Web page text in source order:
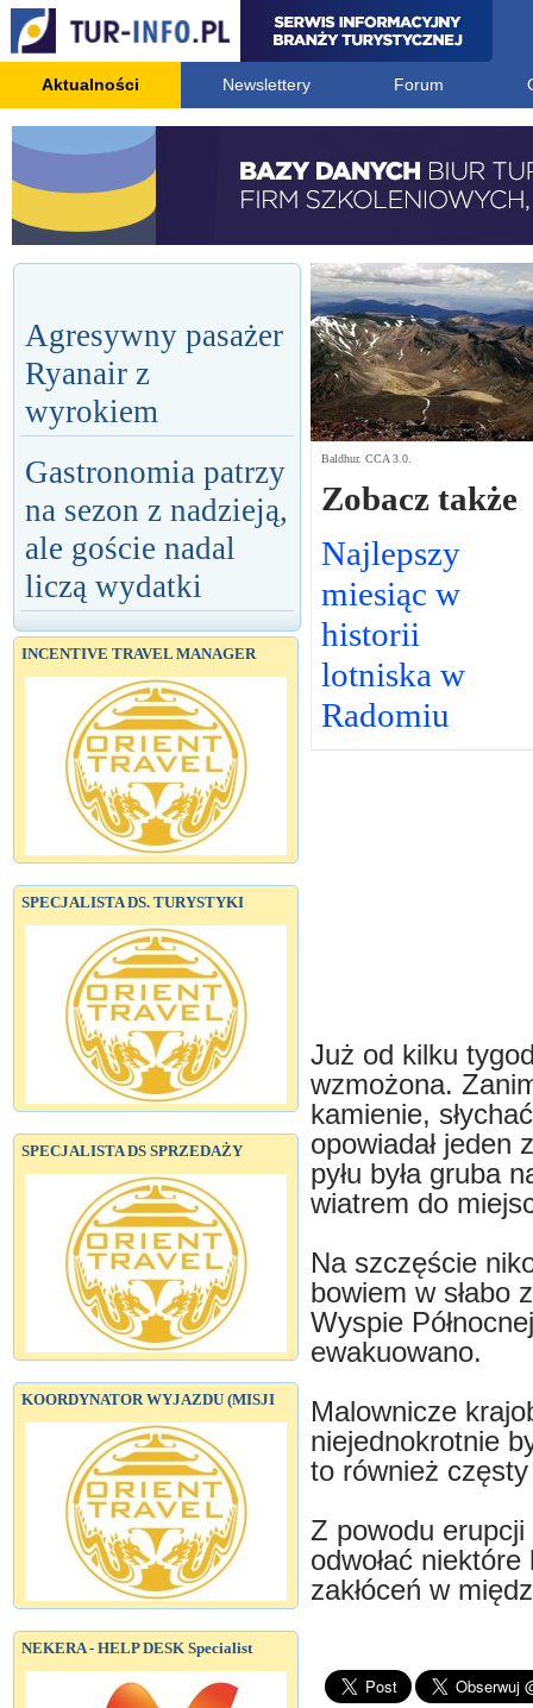
Aktualności Newslettery Forum
Agresywny pasażer
Ryanair z
wyrokiem
Gastronomia patrzy
na sezon z nadzieją,
ale goście nadal
liczą wydatki
INCENTIVE TRAVEL MANAGER
SPECJALISTA DS. TURYSTYKI
SPECJALISTA DS SPRZEDAŻY
KOORDYNATOR WYJAZDU (MISJI
NEKERA - HELP DESK Specialist
Baldhur. CCA 3.0.
Zobacz także
Najlepszy
miesiąc w
historii
lotniska w
Radomiu
Już od kilku
wzmożona.
kamienie,
opowiadał jeden
pyłu była gruba
wiatrem do
Na szczęście
bowiem w słabo
Wyspie
ewakuowano.
Malownicze
niejednokrotnie
to również
Z powodu erupcji
odwołać
zakłóceń w